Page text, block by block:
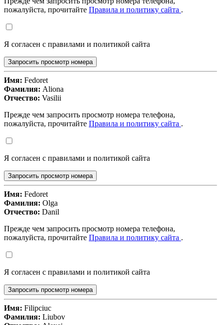
пожалуйста, прочитайте Правила и политику сайта .
Я согласен с правилами и политикой сайта
Запросить просмотр номера
Имя: Fedoret
Фамилия: Aliona
Отчество: Vasilii
Прежде чем запросить просмотр номера телефона,
пожалуйста, прочитайте Правила и политику сайта .
Я согласен с правилами и политикой сайта
Запросить просмотр номера
Имя: Fedoret
Фамилия: Olga
Отчество: Danil
Прежде чем запросить просмотр номера телефона,
пожалуйста, прочитайте Правила и политику сайта .
Я согласен с правилами и политикой сайта
Запросить просмотр номера
Имя: Filipciuc
Фамилия: Liubov